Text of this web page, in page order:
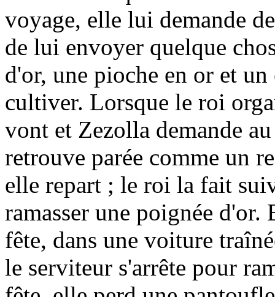
voyage, elle lui demande
de lui envoyer quelque
d'or, une pioche en or et
cultiver. Lorsque le roi
vont et Zezolla demande
retrouve parée comme un
elle repart ; le roi la fait
ramasser une poignée d'or.
fête, dans une voiture
le serviteur s'arrête pour